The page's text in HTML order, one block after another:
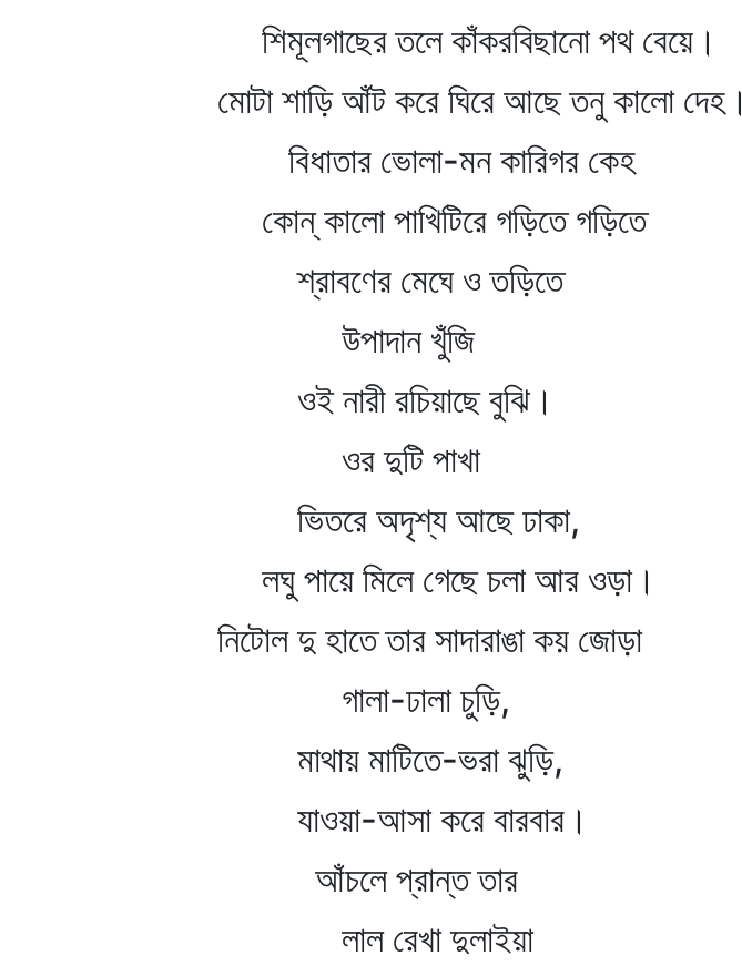
শিমূলগাছের তলে কাঁকরবিছানো পথ বেয়ে।
মোটা শাড়ি আঁট করে ঘিরে আছে তনু কালো দেহ।
বিধাতার ভোলা-মন কারিগর কেহ
কোন্‌ কালো পাখিটিরে গড়িতে গড়িতে
শ্রাবণের মেঘে ও তড়িতে
উপাদান খুঁজি
ওই নারী রচিয়াছে বুঝি।
ওর দুটি পাখা
ভিতরে অদৃশ্য আছে ঢাকা,
লঘু পায়ে মিলে গেছে চলা আর ওড়া।
নিটোল দু হাতে তার সাদারাঙা কয় জোড়া
গালা-ঢালা চুড়ি,
মাথায় মাটিতে-ভরা ঝুড়ি,
যাওয়া-আসা করে বারবার।
আঁচলে প্রান্ত তার
লাল রেখা দুলাইয়া